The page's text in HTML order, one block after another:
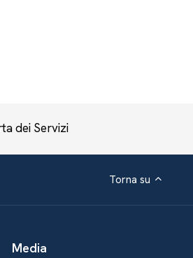
dei Servizi
Torna su
Media